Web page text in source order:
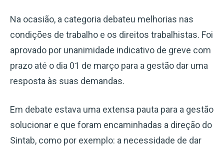
Na ocasião, a categoria debateu melhorias nas
condições de trabalho e os direitos trabalhistas. Foi
aprovado por unanimidade indicativo de greve com
prazo até o dia 01 de março para a gestão dar uma
resposta às suas demandas.
Em debate estava uma extensa pauta para a gestão
solucionar e que foram encaminhadas a direção do
Sintab, como por exemplo: a necessidade de dar